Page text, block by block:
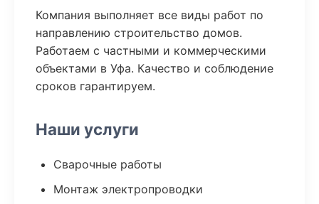
Компания выполняет все виды работ по
направлению строительство домов.
Работаем с частными и коммерческими
объектами в Уфа. Качество и соблюдение
сроков гарантируем.
Наши услуги
Сварочные работы
Монтаж электропроводки